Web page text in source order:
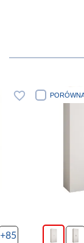
PORÓWNAJ